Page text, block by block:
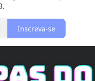
Inscreva-se